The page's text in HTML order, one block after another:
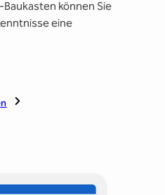
können Sie
eine